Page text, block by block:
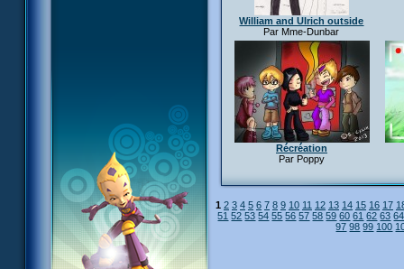
William and Ulrich outside
Par Mme-Dunbar
Récréation
Par Poppy
1 2 3 4 5 6 7 8 9 10 11 12 13 14 15 16 17
51 52 53 54 55 56 57 58 59 60 61 62 63 64
97 98 99 100